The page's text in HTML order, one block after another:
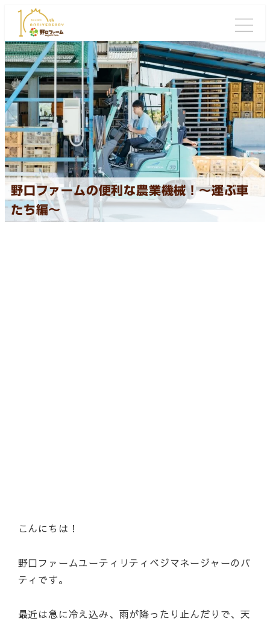
野口ファームの便利な農業機械！〜運ぶ車
たち編〜
こんにちは！
野口ファームユーティリティベジマネージャーのパ
ティです。
最近は急に冷え込み、雨が降ったり止んだりで、天